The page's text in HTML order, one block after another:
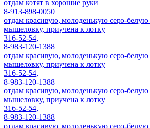
отдам котят в хорошие руки
8-913-898-0050
отдам красивую, молоденькую серо-
мышеловку, приучена к лотку
316-52-54,
8-983-120-1388
отдам красивую, молоденькую серо-
мышеловку, приучена к лотку
316-52-54,
8-983-120-1388
отдам красивую, молоденькую серо-
мышеловку, приучена к лотку
316-52-54,
8-983-120-1388
отдам красивую, молоденькую серо-